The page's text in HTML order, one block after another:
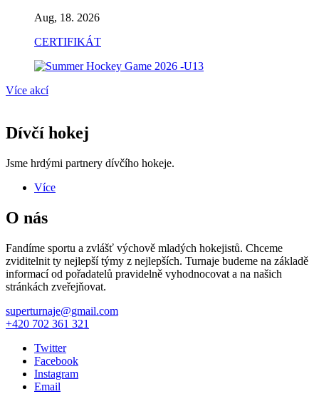
Aug, 18. 2026
CERTIFIKÁT
Více akcí
Dívčí hokej
Jsme hrdými partnery dívčího hokeje.
Více
O nás
Fandíme sportu a zvlášť výchově mladých hokejistů. Chceme
zviditelnit ty nejlepší týmy z nejlepších. Turnaje budeme na základě
informací od pořadatelů pravidelně vyhodnocovat a na našich
stránkách zveřejňovat.
superturnaje@gmail.com
+420 702 361 321
Twitter
Facebook
Instagram
Email